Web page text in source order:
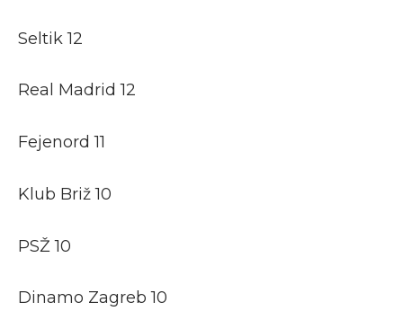
Seltik 12
Real Madrid 12
Fejenord 11
Klub Briž 10
PSŽ 10
Dinamo Zagreb 10